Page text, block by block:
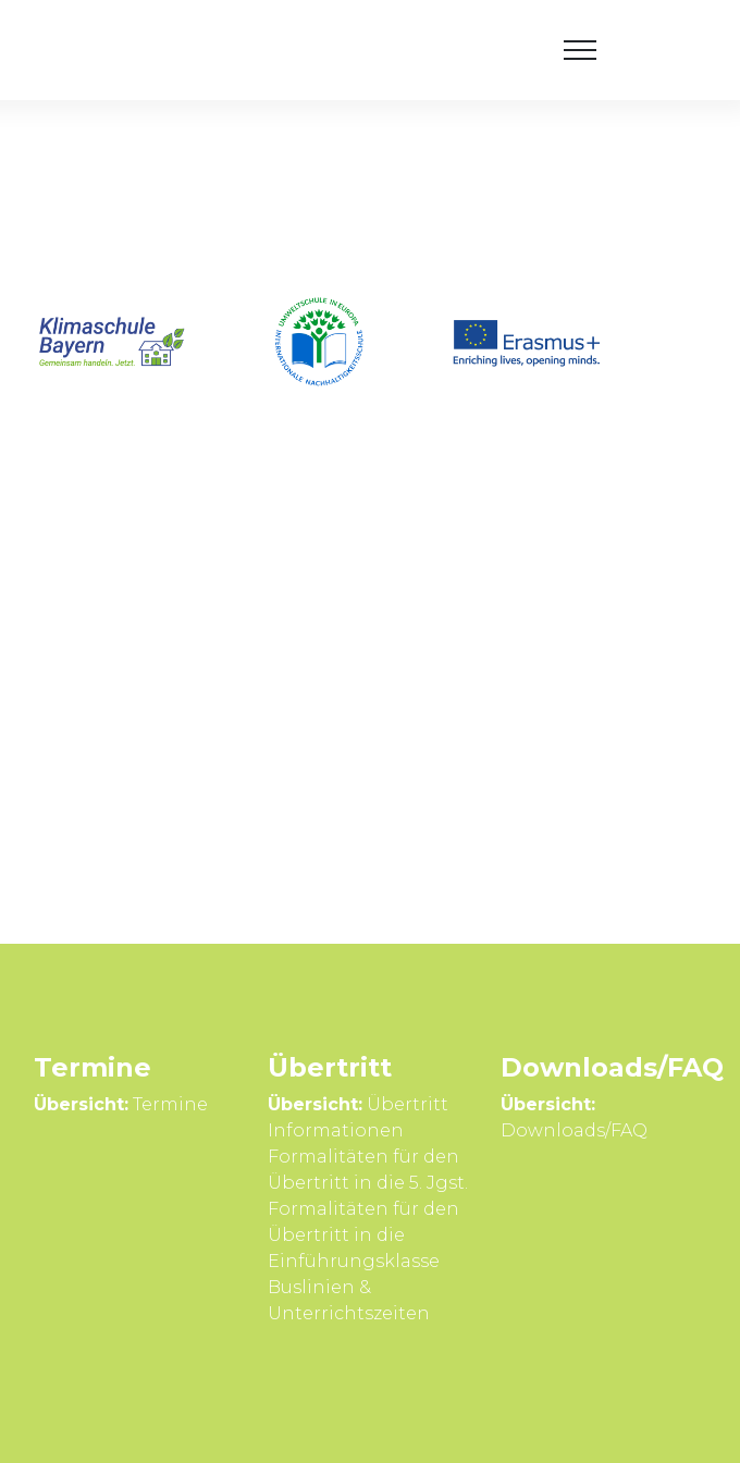
Termine
Übersicht: Termine
Übertritt
Übersicht:Übertritt
Infor­mationen
Formali­täten für den
Über­tritt in die 5. Jgst.
Formali­täten für den
Über­tritt in die
Einführungsklasse
Buslinien &
Unterrichts­zeiten
Downloads/FAQ
Übersicht:
Downloads/FAQ